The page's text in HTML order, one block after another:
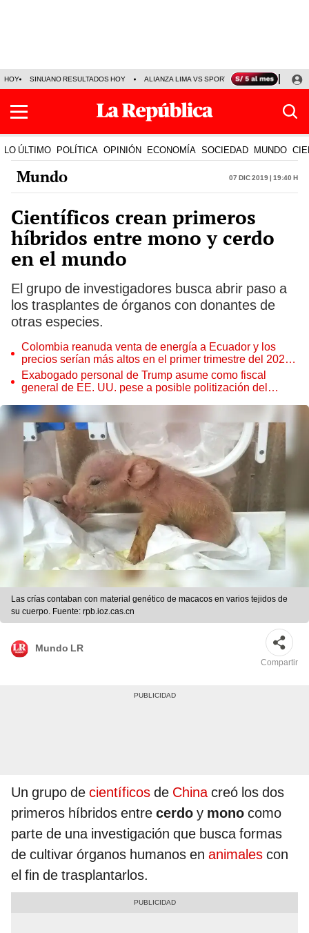
HOY SINUANO RESULTADOS HOY ALIANZA LIMA VS SPORT BOYS JORGE
LO ÚLTIMO POLÍTICA OPINIÓN ECONOMÍA SOCIEDAD MUNDO
Mundo 07 Dic 2019 | 19:40 h
Científicos crean primeros
híbridos entre mono y cerdo
en el mundo
El grupo de investigadores busca abrir paso a
los trasplantes de órganos con donantes de
otras especies.
Colombia reanuda venta de energía a Ecuador y los
precios serían más altos en el primer trimestre del 2027,
según Cenace
Exabogado personal de Trump asume como fiscal
general de EE. UU. pese a posible politización del
Las crías contaban con material genético de macacos en varios tejidos de
su cuerpo. Fuente: rpb.ioz.cas.cn
Mundo LR
Compartir
Un grupo de científicos de Chinacreó los dos
primeros híbridos entre cerdo y mono como
parte de una investigación que busca formas
de cultivar órganos humanos en animales con
el fin de trasplantarlos.